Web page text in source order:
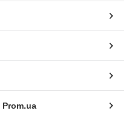
Prom.ua